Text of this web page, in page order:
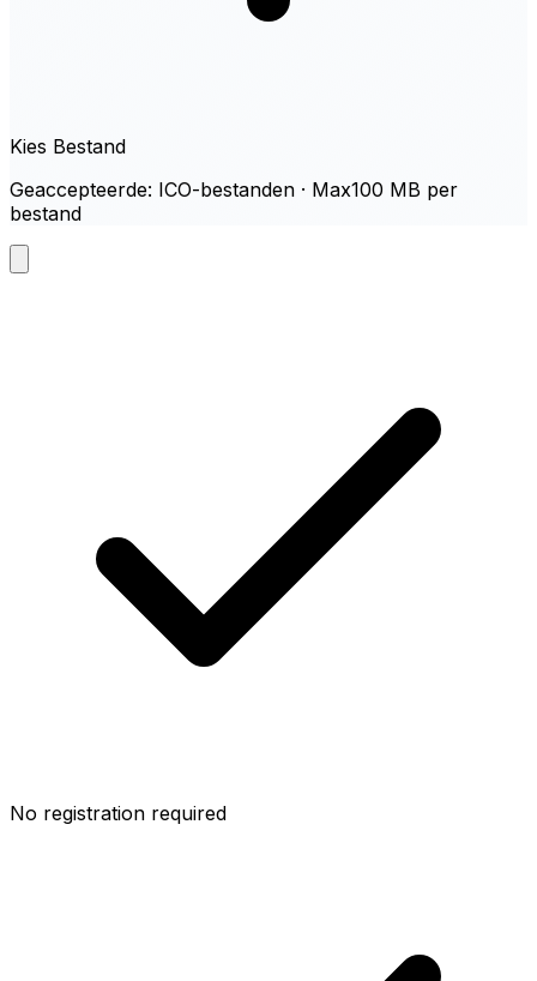
Kies Bestand
Geaccepteerde: ICO-bestanden · Max100 MB per
bestand
No registration required